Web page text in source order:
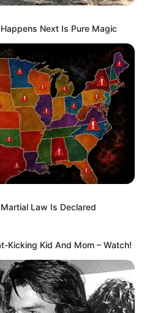
മൂന്ന്
നോട്ടീസ്
Next Is Pure Magic
Law Is Declared
Kicking Kid And Mom – Watch!